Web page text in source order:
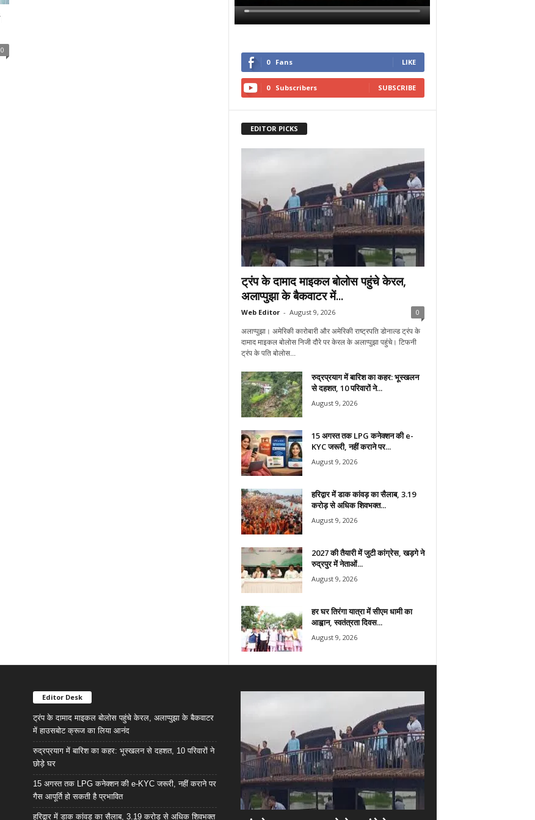
0
0 Fans LIKE
0 Subscribers SUBSCRIBE
EDITOR PICKS
ट्रंप के दामाद माइकल बोलोस पहुंचे केरल,
अलाप्पुझा के बैकवाटर में...
Web Editor - August 9, 2026 0
अलाप्पुझा। अमेरिकी कारोबारी और अमेरिकी राष्ट्रपति डोनाल्ड ट्रंप के
दामाद माइकल बोलोस निजी दौरे पर केरल के अलाप्पुझा पहुंचे। टिफनी
ट्रंप के पति बोलोस...
रुद्रप्रयाग में बारिश का कहर: भूस्खलन
से दहशत, 10 परिवारों ने...
August 9, 2026
15 अगस्त तक LPG कनेक्शन की e-
KYC जरूरी, नहीं कराने पर...
August 9, 2026
हरिद्वार में डाक कांवड़ का सैलाब, 3.19
करोड़ से अधिक शिवभक्त...
August 9, 2026
2027 की तैयारी में जुटी कांग्रेस, खड़गे ने
रुद्रपुर में नेताओं...
August 9, 2026
हर घर तिरंगा यात्रा में सीएम धामी का
आह्वान, स्वतंत्रता दिवस...
August 9, 2026
Editor Desk
ट्रंप के दामाद माइकल बोलोस पहुंचे केरल, अलाप्पुझा के बैकवाटर
में हाउसबोट क्रूज का लिया आनंद
रुद्रप्रयाग में बारिश का कहर: भूस्खलन से दहशत, 10 परिवारों ने
छोड़े घर
15 अगस्त तक LPG कनेक्शन की e-KYC जरूरी, नहीं कराने पर
गैस आपूर्ति हो सकती है प्रभावित
हरिद्वार में डाक कांवड़ का सैलाब, 3.19 करोड़ से अधिक शिवभक्त